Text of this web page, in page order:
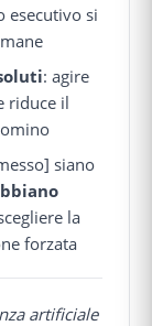
esecutivo si
: agire
riduce il
siano
la
forzata
artificiale